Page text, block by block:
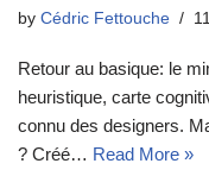
by Cédric Fettouche
Retour au basique: le
heuristique, carte
connu des designers.
? Créé… Read More »